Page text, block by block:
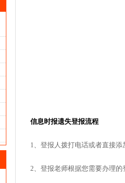
信息时报遗失登报流程
1、登报人拨打电话或者直接
2、登报老师根据您需要办理